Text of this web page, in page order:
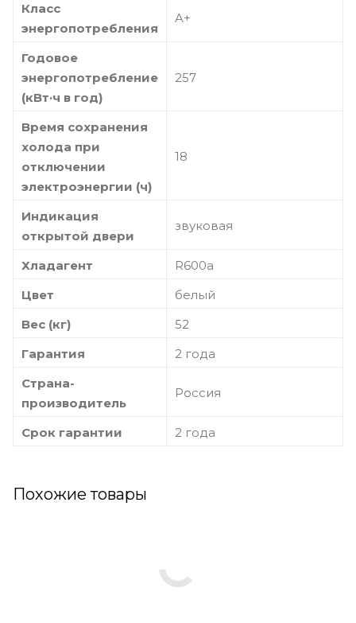
Класс
энергопотребления
A+
Годовое
энергопотребление
(кВт·ч в год)
257
Время сохранения
холода при
отключении
электроэнергии (ч)
18
Индикация
открытой двери
звуковая
Хладагент
R600a
Цвет
белый
Вес (кг)
52
Гарантия
2 года
Страна-
производитель
Россия
Срок гарантии 2 года
Похожие товары